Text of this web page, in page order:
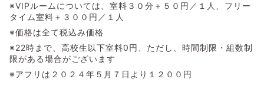
※VIPルームについては、室料３０分＋５０円／１人、フリー
タイム室料＋３００円／１人
※価格は全て税込み価格
※22時まで、高校生以下室料0円、ただし、時間制限・組数制
限がある場合がございます
※アフリは２０２４年５月７日より１２００円